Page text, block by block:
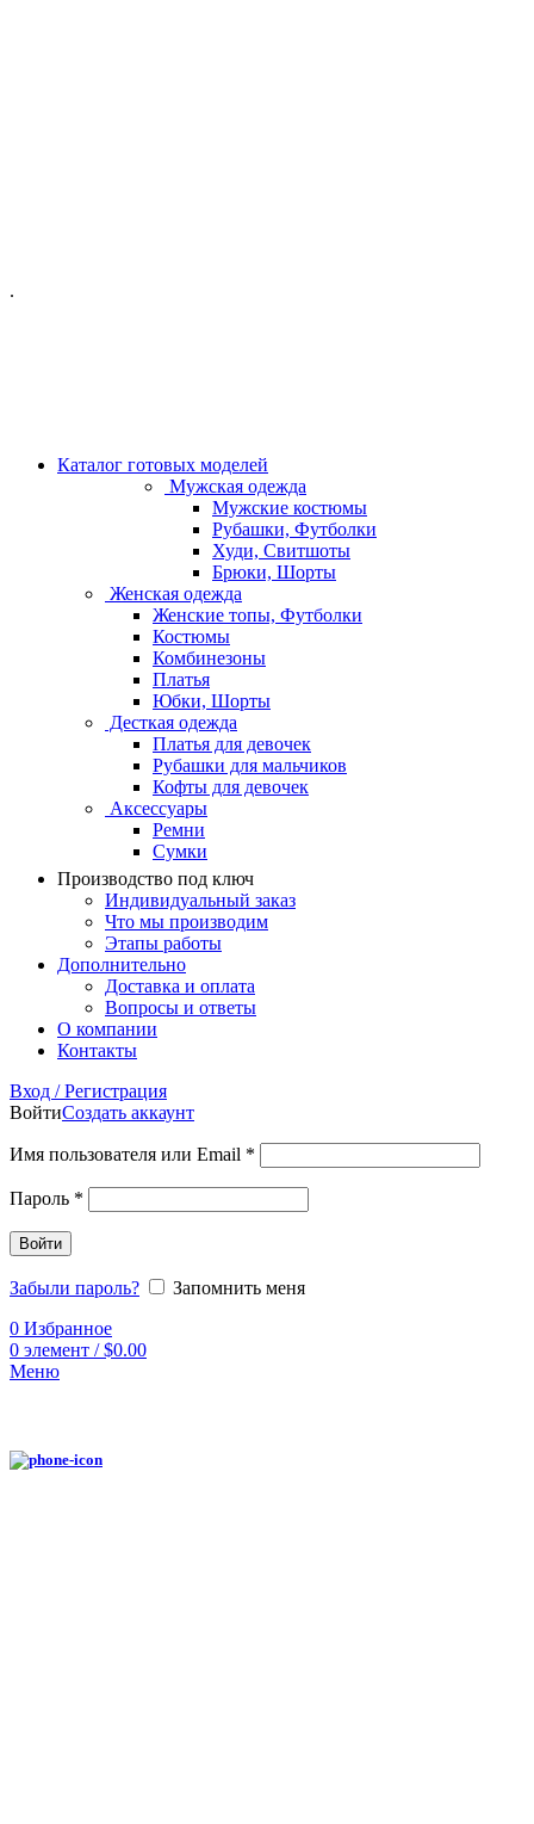
.
Каталог готовых моделей
Мужская одежда
Мужские костюмы
Рубашки, Футболки
Худи, Свитшоты
Брюки, Шорты
Женская одежда
Женские топы, Футболки
Костюмы
Комбинезоны
Платья
Юбки, Шорты
Десткая одежда
Платья для девочек
Рубашки для мальчиков
Кофты для девочек
Аксессуары
Ремни
Сумки
Производство под ключ
Индивидуальный заказ
Что мы производим
Этапы работы
Дополнительно
Доставка и оплата
Вопросы и ответы
О компании
Контакты
Вход / Регистрация
ВойтиСоздать аккаунт
Имя пользователя или Email *
Пароль *
Войти
Забыли пароль?
Запомнить меня
0 Избранное
0 элемент / $0.00
Меню